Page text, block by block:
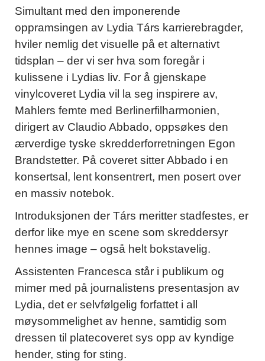
Simultant med den imponerende
oppramsingen av Lydia Társ karrierebragder,
hviler nemlig det visuelle på et alternativt
tidsplan – der vi ser hva som foregår i
kulissene i Lydias liv. For å gjenskape
vinylcoveret Lydia vil la seg inspirere av,
Mahlers femte med Berlinerfilharmonien,
dirigert av Claudio Abbado, oppsøkes den
ærverdige tyske skredderforretningen Egon
Brandstetter. På coveret sitter Abbado i en
konsertsal, lent konsentrert, men posert over
en massiv notebok.
Introduksjonen der Társ meritter stadfestes, er
derfor like mye en scene som skreddersyr
hennes image – også helt bokstavelig.
Assistenten Francesca står i publikum og
mimer med på journalistens presentasjon av
Lydia, det er selvfølgelig forfattet i all
møysommelighet av henne, samtidig som
dressen til platecoveret sys opp av kyndige
hender, sting for sting.